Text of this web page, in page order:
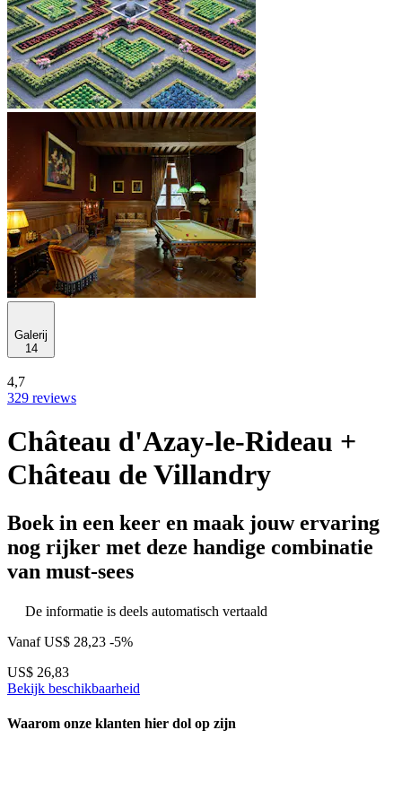
Galerij
14
4,7
329 reviews
Château d'Azay-le-Rideau +
Château de Villandry
Boek in een keer en maak jouw ervaring
nog rijker met deze handige combinatie
van must-sees
De informatie is deels automatisch vertaald
VanafUS$ 28,23 -5%
US$ 26,83
Bekijk beschikbaarheid
Waarom onze klanten hier dol op zijn